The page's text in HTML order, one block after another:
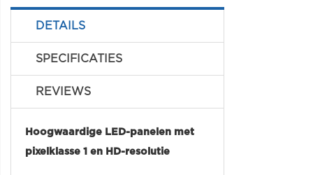
DETAILS
SPECIFICATIES
REVIEWS
Hoogwaardige LED-panelen met
pixelklasse 1 en HD-resolutie